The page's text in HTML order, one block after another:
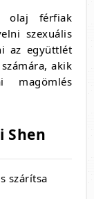
olaj férfiak
szexuális
az együttlét
akik
magömlés
Shen
szárítsa